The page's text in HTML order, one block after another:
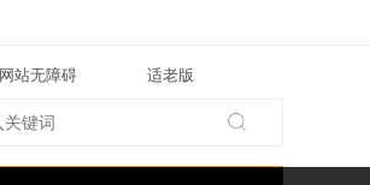
网站无障碍 适老版